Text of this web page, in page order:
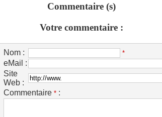
Commentaire (s)
Votre commentaire :
Nom : *
eMail :
Site
Web :
Commentaire * :